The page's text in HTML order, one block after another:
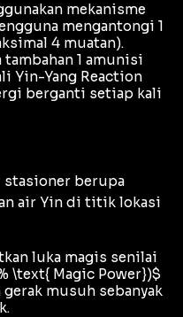
mekanisme
mengantongi 1
4 muatan).
1 amunisi
Yin-Yang Reaction
berganti setiap kali
stasioner berupa
air Yin di titik lokasi
luka magis senilai
\text{ Magic Power})$
musuh sebanyak